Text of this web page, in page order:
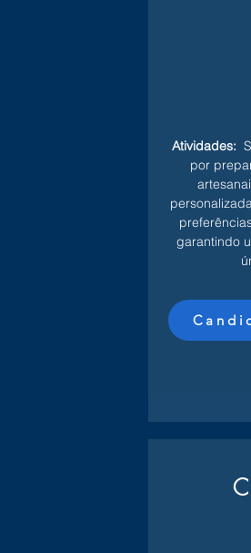
Atividades:
por
garantindo